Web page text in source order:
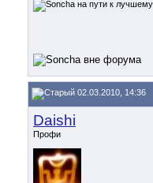
02.03.2010, 14:36
Daishi
Профи